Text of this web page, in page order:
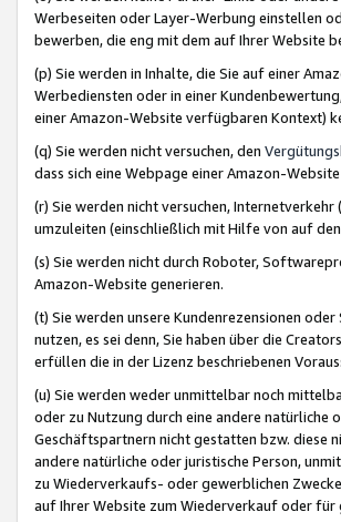
Werbeseiten oder Layer-Werbung einstellen
bewerben, die eng mit dem auf Ihrer Website
(p) Sie werden in Inhalte, die Sie auf einer
Werbediensten oder in einer
einer Amazon-Website verfügbaren Kontext)
(q) Sie werden nicht versuchen, den
dass sich eine Webpage einer Amazon-
(r) Sie werden nicht versuchen,
umzuleiten (einschließlich mit Hilfe von auf
(s) Sie werden nicht durch Roboter,
Amazon-Website generieren.
(t) Sie werden unsere Kundenrezensionen
nutzen, es sei denn, Sie haben über die
erfüllen die in der Lizenz beschriebenen
(u) Sie werden weder unmittelbar noch
oder zu Nutzung durch eine andere natürliche
Geschäftspartnern nicht gestatten bzw. diese
andere natürliche oder juristische Person,
zu Wiederverkaufs- oder gewerblichen
auf Ihrer Website zum Wiederverkauf oder